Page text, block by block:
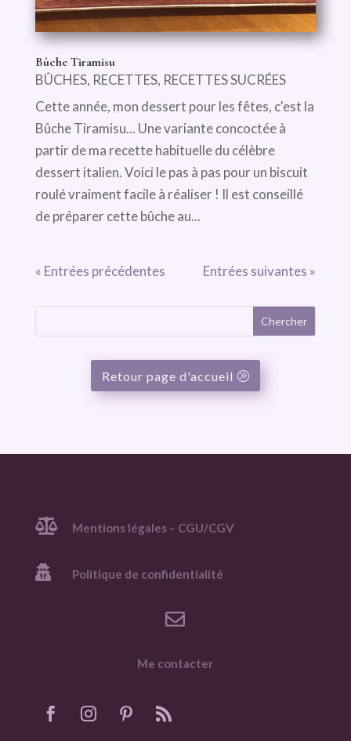
Bûche Tiramisu
BÛCHES, RECETTES, RECETTES SUCRÉES
Cette année, mon dessert pour les fêtes, c'est la
Bûche Tiramisu... Une variante concoctée à
partir de ma recette habituelle du célèbre
dessert italien. Voici le pas à pas pour un biscuit
roulé vraiment facile à réaliser ! Il est conseillé
de préparer cette bûche au...
« Entrées précédentes Entrées suivantes »
Retour page d'accueil
 Mentions légales – CGU/CGV
 Politique de confidentialité

Me contacter